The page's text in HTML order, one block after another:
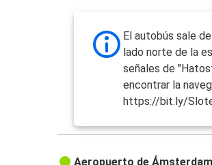
El autobús sale
lado norte de la
señales de
encontrar la
https://bit.ly/
Aeropuerto de